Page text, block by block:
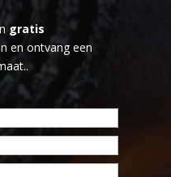
gratis
en ontvang een